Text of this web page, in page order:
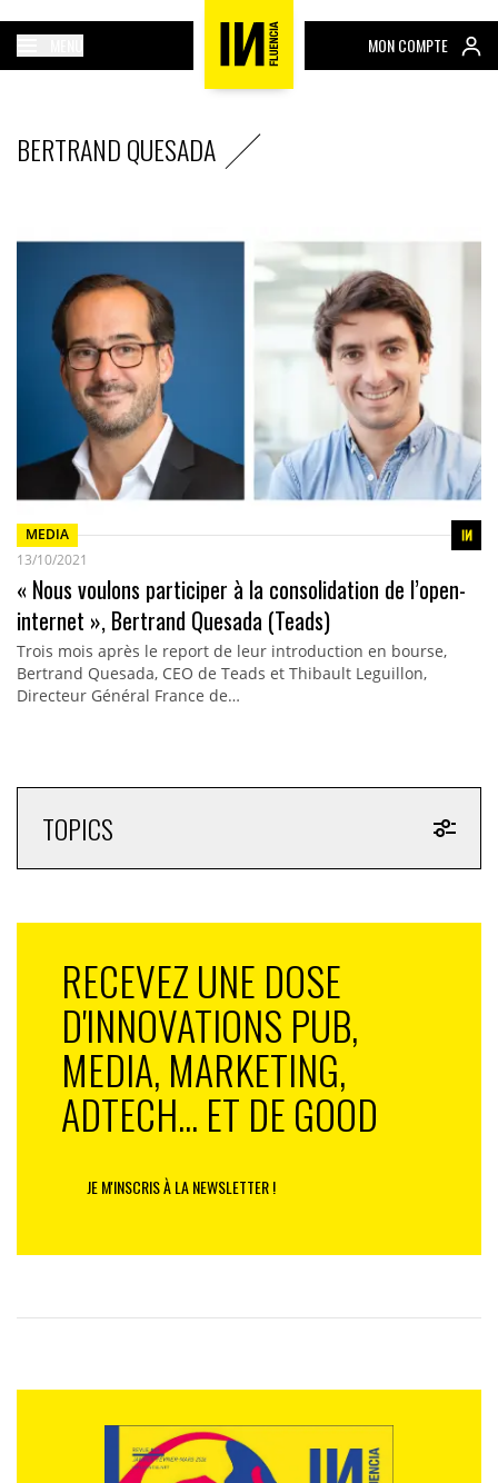
MON COMPTE
BERTRAND QUESADA
MEDIA
13/10/2021
« Nous voulons participer à la consolidation de l’open-
internet », Bertrand Quesada (Teads)
Trois mois après le report de leur introduction en bourse,
Bertrand Quesada, CEO de Teads et Thibault Leguillon,
Directeur Général France de…
TOPICS
RECEVEZ UNE DOSE
D'INNOVATIONS PUB,
MEDIA, MARKETING,
ADTECH... ET DE GOOD
JE M'INSCRIS À LA NEWSLETTER !